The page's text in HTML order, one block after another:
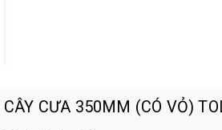
CÂY CƯA 350MM (CÓ VỎ)